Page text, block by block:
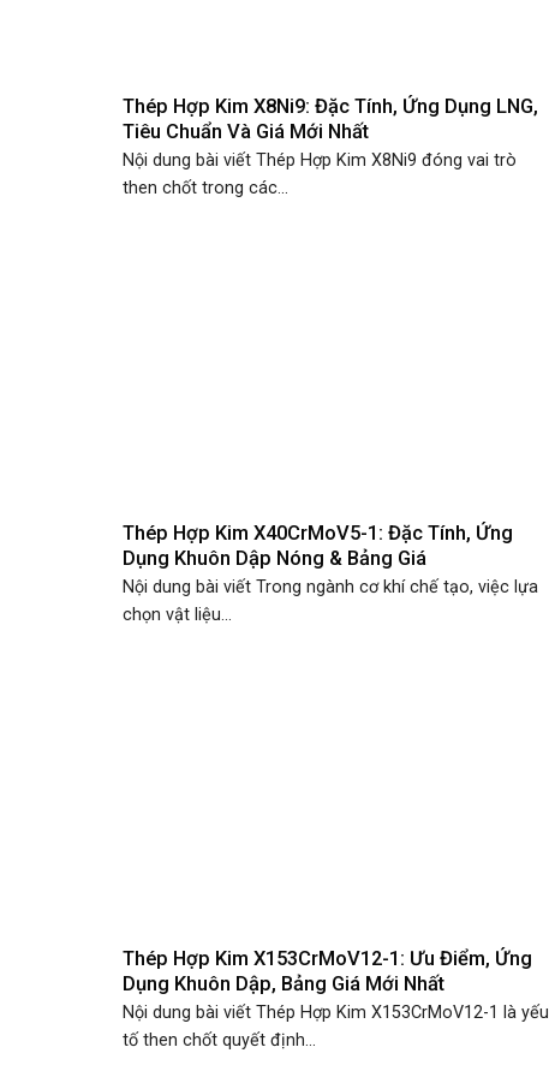
Thép Hợp Kim X8Ni9: Đặc Tính, Ứng Dụng LNG,
Tiêu Chuẩn Và Giá Mới Nhất
Nội dung bài viết Thép Hợp Kim X8Ni9 đóng vai trò
then chốt trong các...
Thép Hợp Kim X40CrMoV5-1: Đặc Tính, Ứng
Dụng Khuôn Dập Nóng & Bảng Giá
Nội dung bài viết Trong ngành cơ khí chế tạo, việc lựa
chọn vật liệu...
Thép Hợp Kim X153CrMoV12-1: Ưu Điểm, Ứng
Dụng Khuôn Dập, Bảng Giá Mới Nhất
Nội dung bài viết Thép Hợp Kim X153CrMoV12-1 là yếu
tố then chốt quyết định...